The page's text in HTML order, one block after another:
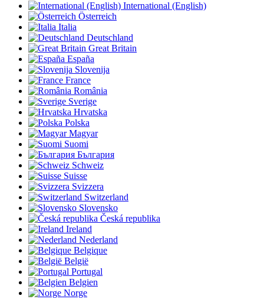
International (English)
Österreich
Italia
Deutschland
Great Britain
España
Slovenija
France
România
Sverige
Hrvatska
Polska
Magyar
Suomi
България
Schweiz
Suisse
Svizzera
Switzerland
Slovensko
Česká republika
Ireland
Nederland
Belgique
België
Portugal
Belgien
Norge